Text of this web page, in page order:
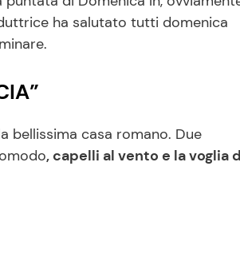
ha salutato tutti domenica
bellissima casa romano. Due
, capelli al vento e la voglia